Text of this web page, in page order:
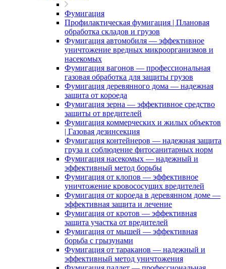
Фумигация
Профилактическая фумигация | Плановая
обработка складов и грузов
Фумигация автомобиля — эффективное
уничтожение вредных микроорганизмов и
насекомых
Фумигация вагонов — профессиональная
газовая обработка для защиты грузов
Фумигация деревянного дома — надежная
защита от короеда
Фумигация зерна — эффективное средство
защиты от вредителей
Фумигация коммерческих и жилых объектов
| Газовая дезинсекция
Фумигация контейнеров — надежная защита
груза и соблюдение фитосанитарных норм
Фумигация насекомых — надежный и
эффективный метод борьбы
Фумигация от клопов — эффективное
уничтожение кровососущих вредителей
Фумигация от короеда в деревянном доме —
эффективная защита и лечение
Фумигация от кротов — эффективная
защита участка от вредителей
Фумигация от мышей — эффективная
борьба с грызунами
Фумигация от тараканов — надежный и
эффективный метод уничтожения